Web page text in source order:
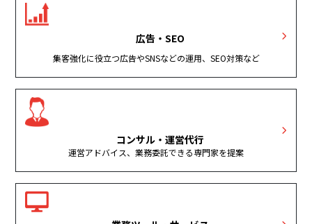
広告・SEO
集客強化に役立つ広告やSNSなどの運用、SEO対策など
コンサル・運営代行
運営アドバイス、業務委託できる専門家を提案